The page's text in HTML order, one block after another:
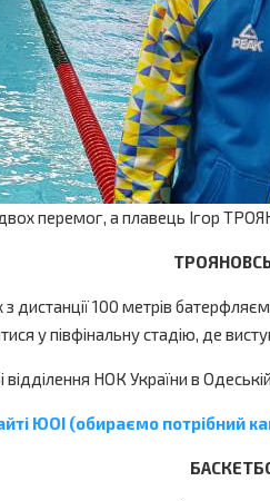
перемог, а плавець Ігор
100 метрів
у півфінальну стадію, де
НОК України в
ЮОІ (обираємо потрібний